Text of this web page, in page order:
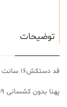
توضیحات
قد دستکش۱۶ سانت
پهنا بدون کشسانی ۹سانت